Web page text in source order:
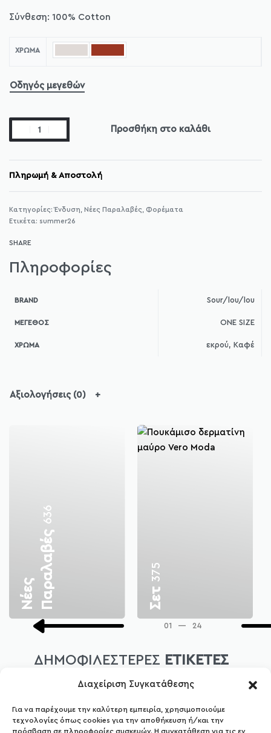
Διαχείριση Συγκατάθεσης
Για να παρέχουμε την καλύτερη εμπειρία, χρησιμοποιούμε
τεχνολογίες όπως cookies για την αποθήκευση ή/και την
πρόσβαση σε πληροφορίες συσκευών. Η συγκατάθεση για τις εν
Σύνθεση: 100% Cotton
ΧΡΏΜΑ
Οδηγός μεγεθών
Προσθήκη στο καλάθι
Πληρωμή & Αποστολή
Κατηγορίες:Ένδυση Νέες Παραλαβές
Φορέματα
Ετικέτα: summer26
SHARE
Πληροφορίες
BRAND Sour/lou/lou
ΜΈΓΕΘΟΣ ONE SIZE
ΧΡΏΜΑ εκρού, Καφέ
Αξιολογήσεις (0)
Ν
έ
ε
ς
Π
α
ρ
α
λ
α
β
έ
ς
636
Σετ
375
01 — 24
ΔΗΜΟΦΙΛΕΣΤΕΡΕΣ ΕΤΙΚΕΤΕΣ